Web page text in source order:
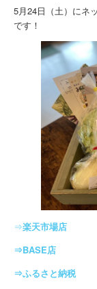
5月24日（土）にネ
です！
⇒楽天市場店
⇒BASE店
⇒ふるさと納税